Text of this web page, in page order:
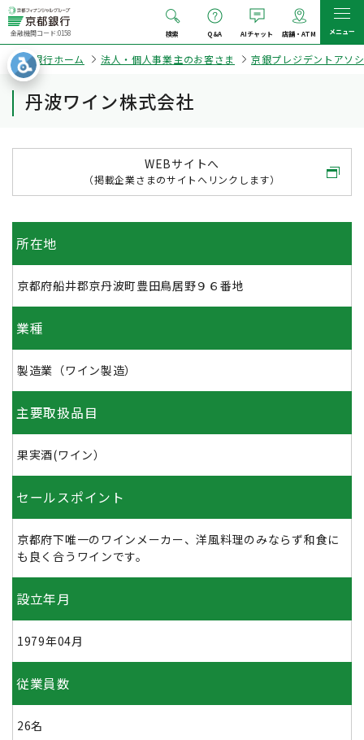
金融機関コード:0158 検索 Q&A AIチャット 店舗・ATM メニュー
京都銀行ホーム 法人・個人事業主のお客さま 京銀プレジデントアソ
丹波ワイン株式会社
WEBサイトへ
（掲載企業さまのサイトへリンクします）
所在地
京都府船井郡京丹波町豊田鳥居野９６番地
業種
製造業（ワイン製造）
主要取扱品目
果実酒(ワイン）
セールスポイント
京都府下唯一のワインメーカー、洋風料理のみならず和食に
も良く合うワインです。
設立年月
1979年04月
従業員数
26名